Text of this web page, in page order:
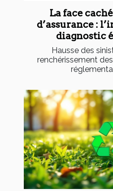
La face
d’assurance :
diagnostic
Hausse des
renchérissement